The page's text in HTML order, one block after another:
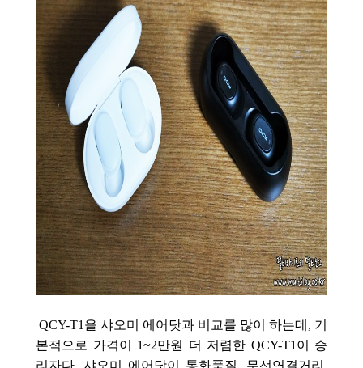
QCY-T1을 샤오미 에어닷과 비교를 많이 하는데, 기
본적으로 가격이 1~2만원 더 저렴한 QCY-T1이 승
리자다. 샤오미 에어닷이 통화품질, 무선연결거리,